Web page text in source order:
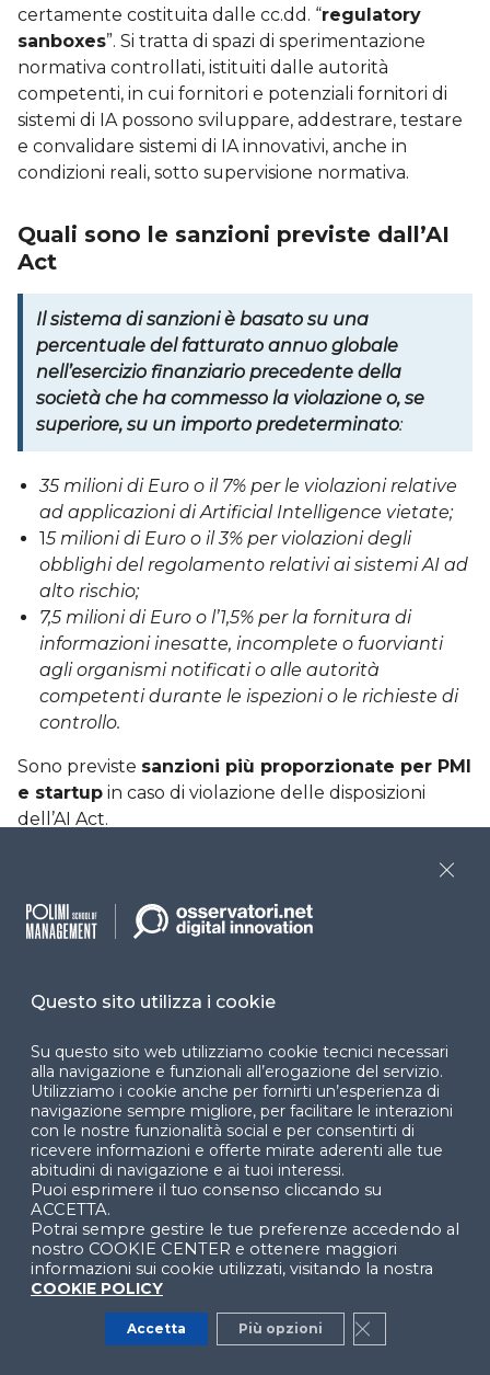
certamente costituita dalle cc.dd. “regulatory
sanboxes”. Si tratta di spazi di sperimentazione
normativa controllati, istituiti dalle autorità
competenti, in cui fornitori e potenziali fornitori di
sistemi di IA possono sviluppare, addestrare, testare
e convalidare sistemi di IA innovativi, anche in
condizioni reali, sotto supervisione normativa.
Quali sono le sanzioni previste dall’AI
Act
Il sistema di sanzioni è basato su una
percentuale del fatturato annuo globale
nell’esercizio finanziario precedente della
società che ha commesso la violazione o, se
superiore, su un importo predeterminato:
35 milioni di Euro o il 7% per le violazioni relative
ad applicazioni di Artificial Intelligence vietate;
15 milioni di Euro o il 3% per violazioni degli
obblighi del regolamento relativi ai sistemi AI ad
alto rischio;
7,5 milioni di Euro o l’1,5% per la fornitura di
informazioni inesatte, incomplete o fuorvianti
agli organismi notificati o alle autorità
competenti durante le ispezioni o le richieste di
controllo.
Sono previste sanzioni più proporzionate per PMI
e startup in caso di violazione delle disposizioni
dell’AI Act.
Nell’ambito della regolamentazione dell’AI
tale vantaggio sarà fondamentale per l’UE
stato dell’arte e allo sviluppo della tecnologia. L’IA è
cresciuta raggiungendo valori record negli ultimi
anni. Una legislazione aggiornata ed efficace
consentirà di impedire gli usi ad altissimo rischio e, in
generale, di sviluppare un approccio risk-based.
Allo stesso tempo, però, le regolamentazioni
dovrebbero anche cercare di evitare di normare in
modo eccessivo le progettualità meno critiche.
L’obiettivo finale è infatti quello di giungere a
corretto equilibrio tra regolamentazione e
un’economia florida
. Diversamente da quanto
Questo sito utilizza i cookie
Su questo sito web utilizziamo cookie tecnici necessari
alla navigazione e funzionali all’erogazione del servizio.
Utilizziamo i cookie anche per fornirti un’esperienza di
navigazione sempre migliore, per facilitare le interazioni
con le nostre funzionalità social e per consentirti di
ricevere informazioni e offerte mirate aderenti alle tue
abitudini di navigazione e ai tuoi interessi.
Puoi esprimere il tuo consenso cliccando su
ACCETTA.
Potrai sempre gestire le tue preferenze accedendo al
nostro COOKIE CENTER e ottenere maggiori
informazioni sui cookie utilizzati, visitando la nostra
COOKIE POLICY
Accetta Più opzioni Close GDPR